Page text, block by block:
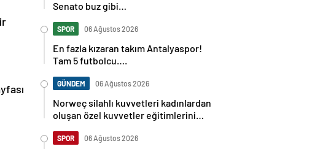
Senato buz gibi…
SPOR 06 Ağustos 2026
En fazla kızaran takım Antalyaspor!
Tam 5 futbolcu….
GÜNDEM 06 Ağustos 2026
Norweç silahlı kuvvetleri kadınlardan
oluşan özel kuvvetler eğitimlerini
SPOR 06 Ağustos 2026